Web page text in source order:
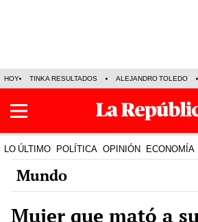
HOY TINKA RESULTADOS ALEJANDRO TOLEDO
LO ÚLTIMO POLÍTICA OPINIÓN ECONOMÍA
Mundo
Mujer que mató a